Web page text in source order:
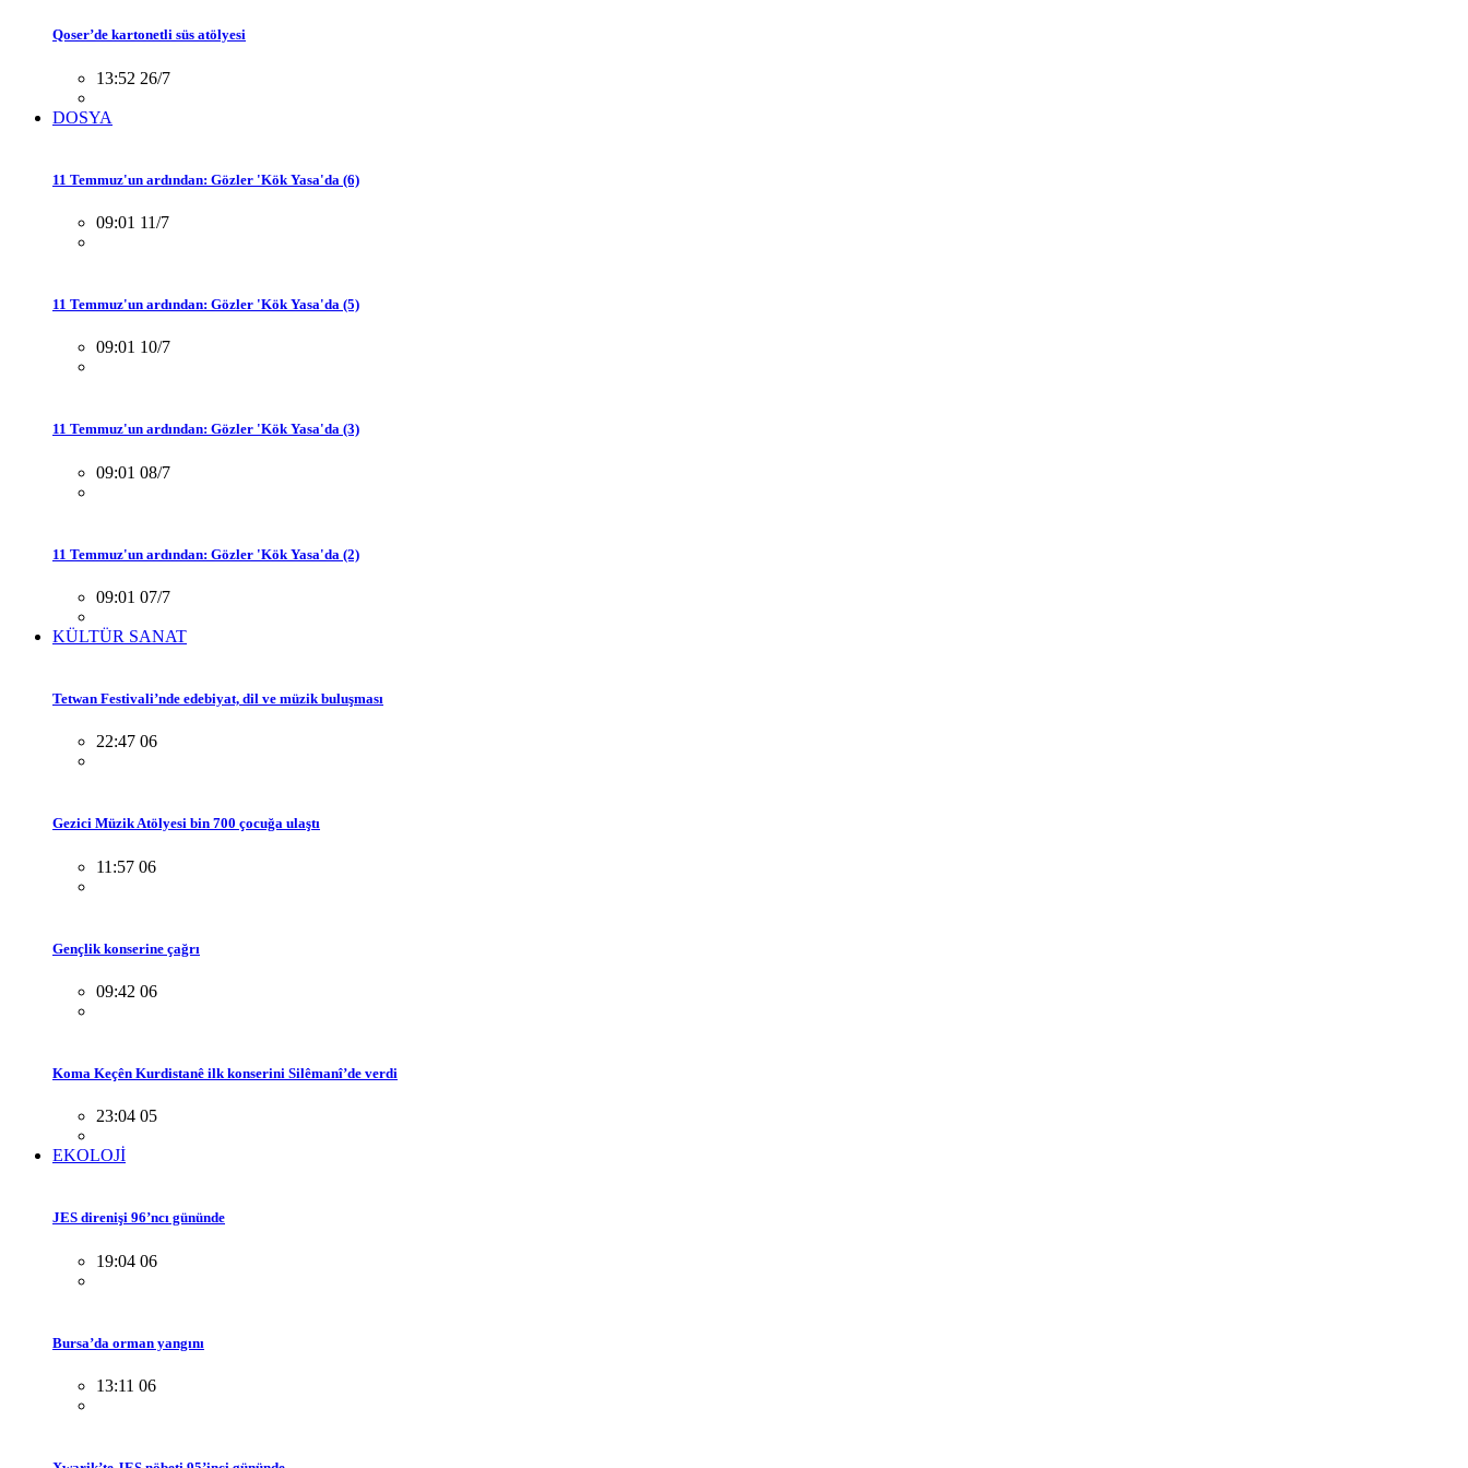
Qoser’de kartonetli süs atölyesi
13:52 26/7
DOSYA
11 Temmuz'un ardından: Gözler 'Kök Yasa'da (6)
09:01 11/7
11 Temmuz'un ardından: Gözler 'Kök Yasa'da (5)
09:01 10/7
11 Temmuz'un ardından: Gözler 'Kök Yasa'da (3)
09:01 08/7
11 Temmuz'un ardından: Gözler 'Kök Yasa'da (2)
09:01 07/7
KÜLTÜR SANAT
Tetwan Festivali’nde edebiyat, dil ve müzik buluşması
22:47 06
Gezici Müzik Atölyesi bin 700 çocuğa ulaştı
11:57 06
Gençlik konserine çağrı
09:42 06
Koma Keçên Kurdistanê ilk konserini Silêmanî’de verdi
23:04 05
EKOLOJİ
JES direnişi 96’ncı gününde
19:04 06
Bursa’da orman yangını
13:11 06